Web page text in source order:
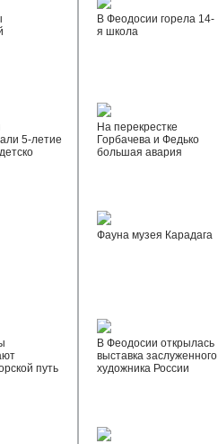
5-летие
путь
В Феодосии горела 14-
я школа
На перекрестке
Горбачева и Федько
большая авария
Фауна музея Карадага
В Феодосии открылась
выставка заслуженного
художника России